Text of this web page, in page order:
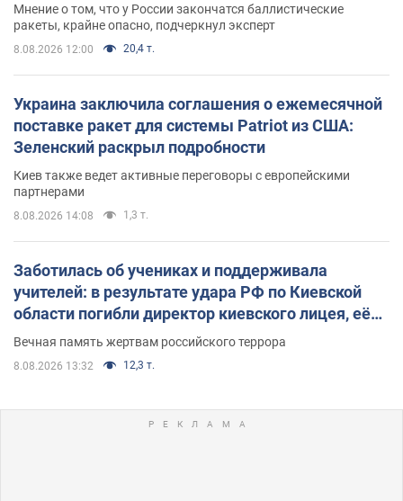
Мнение о том, что у России закончатся баллистические
ракеты, крайне опасно, подчеркнул эксперт
8.08.2026 12:00 20,4 т.
Украина заключила соглашения о ежемесячной
поставке ракет для системы Patriot из США:
Зеленский раскрыл подробности
Киев также ведет активные переговоры с европейскими
партнерами
8.08.2026 14:08 1,3 т.
Заботилась об учениках и поддерживала
учителей: в результате удара РФ по Киевской
области погибли директор киевского лицея, её
муж и внук
Вечная память жертвам российского террора
8.08.2026 13:32 12,3 т.